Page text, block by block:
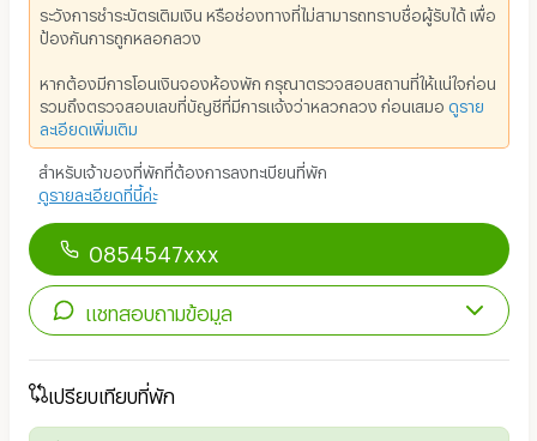
ระวังการชำระบัตรเติมเงิน หรือช่องทางที่ไม่สามารถทราบชื่อผู้รับได้ เพื่อ
ป้องกันการถูกหลอกลวง
หากต้องมีการโอนเงินจองห้องพัก กรุณาตรวจสอบสถานที่ให้แน่ใจก่อน
รวมถึงตรวจสอบเลขที่บัญชีที่มีการแจ้งว่าหลวกลวง ก่อนเสมอ ดูราย
ละเอียดเพิ่มเติม
สำหรับเจ้าของที่พักที่ต้องการลงทะเบียนที่พัก
ดูรายละเอียดที่นี้ค่ะ
0854547xxx
แชทสอบถามข้อมูล
เปรียบเทียบที่พัก